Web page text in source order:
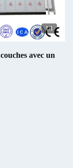
1/1
avec un